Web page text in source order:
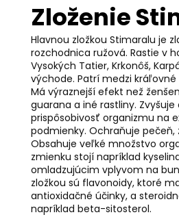
Zloženie
Hlavnou zložkou Stimaralu je
rozchodnica ružová. Rastie v
Vysokých Tatier, Krkonôš,
východe. Patrí medzi
Má výraznejší efekt než
guarana a iné rastliny.
prispôsobivosť organizmu na
podmienky. Ochraňuje pečeň,
Obsahuje veľké množstvo
zmienku stojí napríklad
omladzujúcim vplyvom na
zložkou sú flavonoidy, ktoré
antioxidačné účinky, a
napríklad beta-sitosterol.